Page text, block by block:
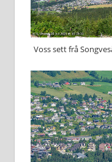
Voss sett frå